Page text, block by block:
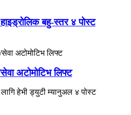
बहु-स्तर ४ पोस्ट
अटोमोटिभ लिफ्ट